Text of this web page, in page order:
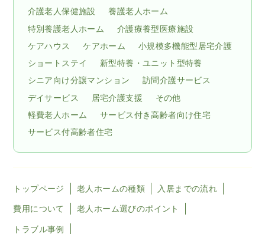
介護老人保健施設
養護老人ホーム
特別養護老人ホーム
介護療養型医療施設
ケアハウス
ケアホーム
小規模多機能型居宅介護
ショートステイ
新型特養・ユニット型特養
シニア向け分譲マンション
訪問介護サービス
デイサービス
居宅介護支援
その他
軽費老人ホーム
サービス付き高齢者向け住宅
サービス付高齢者住宅
トップページ 老人ホームの種類 入居までの流れ
費用について 老人ホーム選びのポイント
トラブル事例